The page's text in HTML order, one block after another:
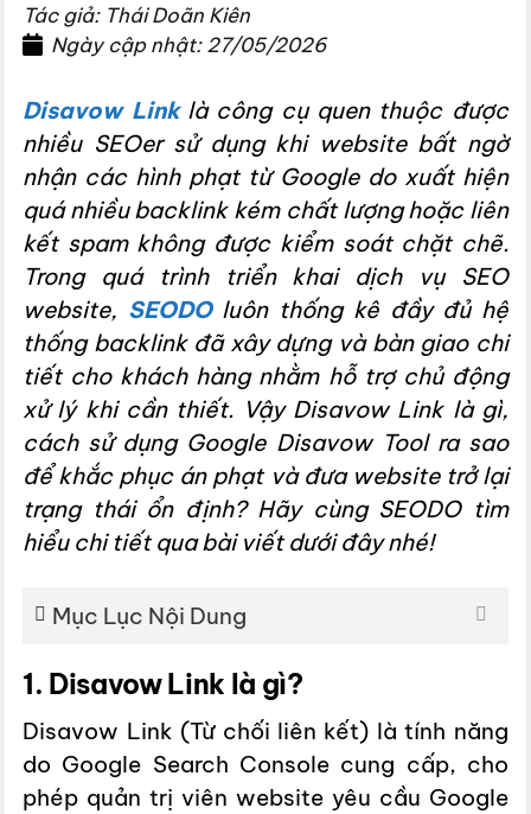
Tác giả: Thái Doãn Kiên
Ngày cập nhật: 27/05/2026
Disavow Linklà công cụ quen thuộc được
nhiều SEOer sử dụng khi website bất ngờ
nhận các hình phạt từ Google do xuất hiện
quá nhiều backlink kém chất lượng hoặc liên
kết spam không được kiểm soát chặt chẽ.
Trong quá trình triển khai dịch vụ SEO
website, SEODOluôn thống kê đầy đủ hệ
thống backlink đã xây dựng và bàn giao chi
tiết cho khách hàng nhằm hỗ trợ chủ động
xử lý khi cần thiết. Vậy Disavow Link là gì,
cách sử dụng Google Disavow Tool ra sao
để khắc phục án phạt và đưa website trở lại
trạng thái ổn định? Hãy cùng SEODO tìm
hiểu chi tiết qua bài viết dưới đây nhé!
Mục Lục Nội Dung
1. Disavow Link là gì?
Disavow Link (Từ chối liên kết) là tính năng
do Google Search Console cung cấp, cho
phép quản trị viên website yêu cầu Google